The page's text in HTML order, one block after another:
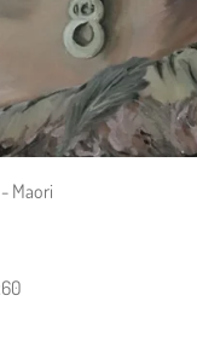
Maori